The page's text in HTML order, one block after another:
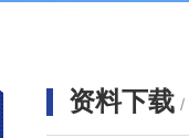
资料下载 /